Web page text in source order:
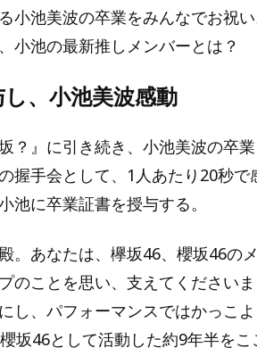
小池美波の卒業をみんなでお祝
小池の最新推しメンバーとは？
、小池美波感動
？』に引き続き、小池美波の卒
握手会として、1人あたり20秒で
池に卒業証書を授与する。
。あなたは、欅坂46、櫻坂46の
のことを思い、支えてください
し、パフォーマンスではかっこ
坂46として活動した約9年半を